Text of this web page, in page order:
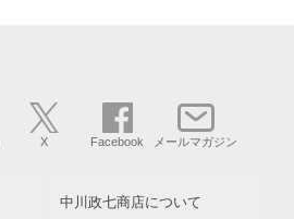
X Facebook メールマガジン
中川政七商店について